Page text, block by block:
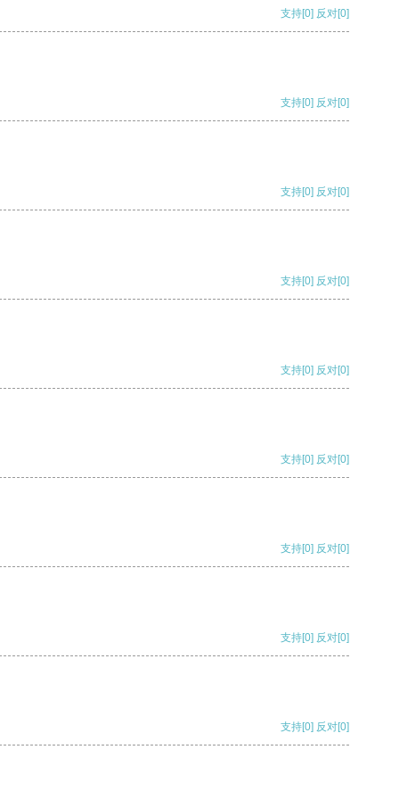
支持[0] 反对[0]
支持[0] 反对[0]
支持[0] 反对[0]
支持[0] 反对[0]
支持[0] 反对[0]
支持[0] 反对[0]
支持[0] 反对[0]
支持[0] 反对[0]
支持[0] 反对[0]